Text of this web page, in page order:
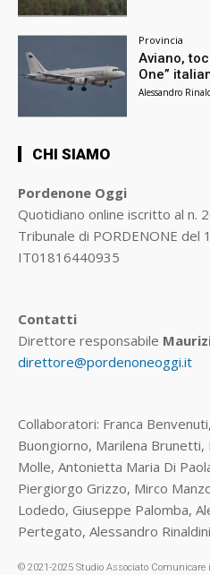
Provincia
Aviano,
One”
Alessandro
CHI SIAMO
Pordenone Oggi
Quotidiano online iscritto al n.
Tribunale di PORDENONE del
IT01816440935
Contatti
Direttore responsabile
direttore@pordenoneoggi.it
Collaboratori: Franca
Buongiorno, Marilena Brunetti,
Molle, Antonietta Maria Di
Piergiorgo Grizzo, Mirco
Lodedo, Giuseppe Palomba,
Pertegato, Alessandro
© 2021-2025 Studio Associato